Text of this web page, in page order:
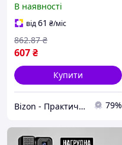
образний кріплення для
відеонагляду монтажний
елемент BZN
В наявності
від61 ₴/міс
607₴
862.87 ₴
Купити
Bizon - Практичні рішення для дому та саду! 79%